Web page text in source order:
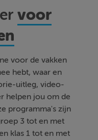
voor
voor de vakken
hebt, waar en
uitleg, video-
helpen jou om de
programma's zijn
3 tot en met
klas 1 tot en met